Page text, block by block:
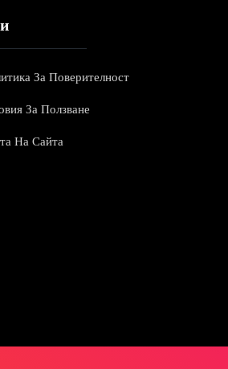
За Поверителност
За Ползване
На Сайта